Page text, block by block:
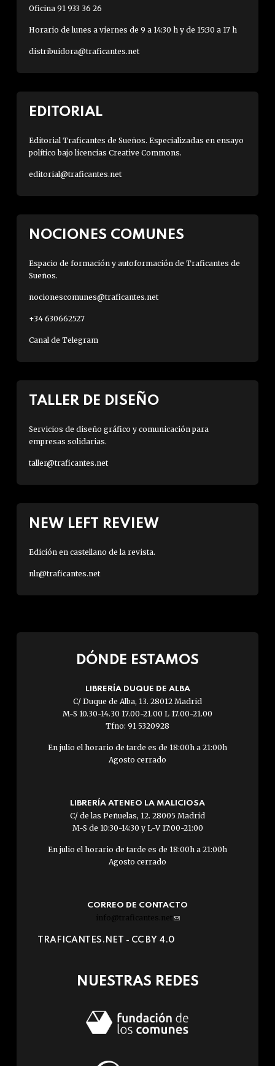
Oficina 91 933 36 26
Horario de lunes a viernes de 9 a 14:30 h y de 15:30 a 17 h
distribuidora@traficantes.net
EDITORIAL
Editorial Traficantes de Sueños. Especializadas en ensayo
político bajo licencias Creative Commons.
editorial@traficantes.net
NOCIONES COMUNES
Espacio de formación y autoformación de Traficantes de
Sueños.
nocionescomunes@traficantes.net
+34 630662527
Canal de Telegram
TALLER DE DISEÑO
Servicios de diseño gráfico y comunicación para
empresas solidarias.
taller@traficantes.net
NEW LEFT REVIEW
Edición en castellano de la revista.
nlr@traficantes.net
DÓNDE ESTAMOS
LIBRERÍA DUQUE DE ALBA
C/ Duque de Alba, 13. 28012 Madrid
M-S 10.30-14.30 17.00-21.00 L 17.00-21.00
Tfno: 91 5320928
En julio el horario de tarde es de 18:00h a 21:00h
Agosto cerrado
LIBRERÍA ATENEO LA MALICIOSA
C/ de las Peñuelas, 12. 28005 Madrid
M-S de 10:30-14:30 y L-V 17:00-21:00
En julio el horario de tarde es de 18:00h a 21:00h
Agosto cerrado
CORREO DE CONTACTO
info@traficantes.net (link
e-
TRAFICANTES.NET - CC BY 4.0
NUESTRAS REDES